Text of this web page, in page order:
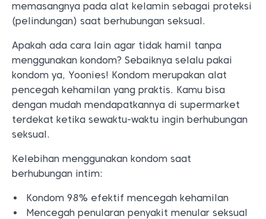
memasangnya pada alat kelamin sebagai proteksi
(pelindungan) saat berhubungan seksual.
Apakah ada cara lain agar tidak hamil tanpa
menggunakan kondom? Sebaiknya selalu pakai
kondom ya, Yoonies! Kondom merupakan alat
pencegah kehamilan yang praktis. Kamu bisa
dengan mudah mendapatkannya di supermarket
terdekat ketika sewaktu-waktu ingin berhubungan
seksual.
Kelebihan menggunakan kondom saat
berhubungan intim:
Kondom 98% efektif mencegah kehamilan
Mencegah penularan penyakit menular seksual